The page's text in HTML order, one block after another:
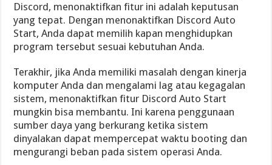
Discord, menonaktifkan fitur ini adalah keputusan
yang tepat. Dengan menonaktifkan Discord Auto
Start, Anda dapat memilih kapan menghidupkan
program tersebut sesuai kebutuhan Anda.
Terakhir, jika Anda memiliki masalah dengan kinerja
komputer Anda dan mengalami lag atau kegagalan
sistem, menonaktifkan fitur Discord Auto Start
mungkin bisa membantu. Ini karena penggunaan
sumber daya yang berkurang ketika sistem
dinyalakan dapat mempercepat waktu booting dan
mengurangi beban pada sistem operasi Anda.